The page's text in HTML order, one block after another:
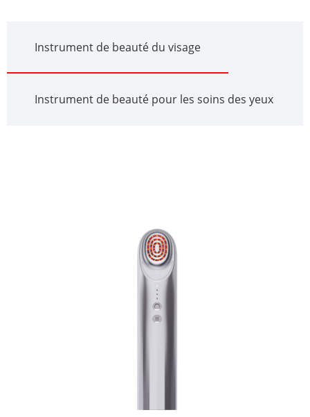
Instrument de beauté du visage
Instrument de beauté pour les soins des yeux